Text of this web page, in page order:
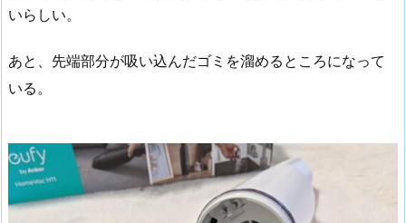
いらしい。
あと、先端部分が吸い込んだゴミを溜めるところになって
いる。